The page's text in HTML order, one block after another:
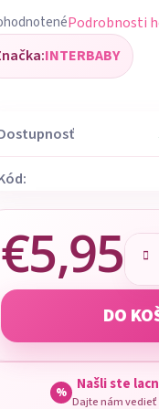
Podrobnosti
INTERBABY
€5,95
DO
% Našli ste
Dajte nám